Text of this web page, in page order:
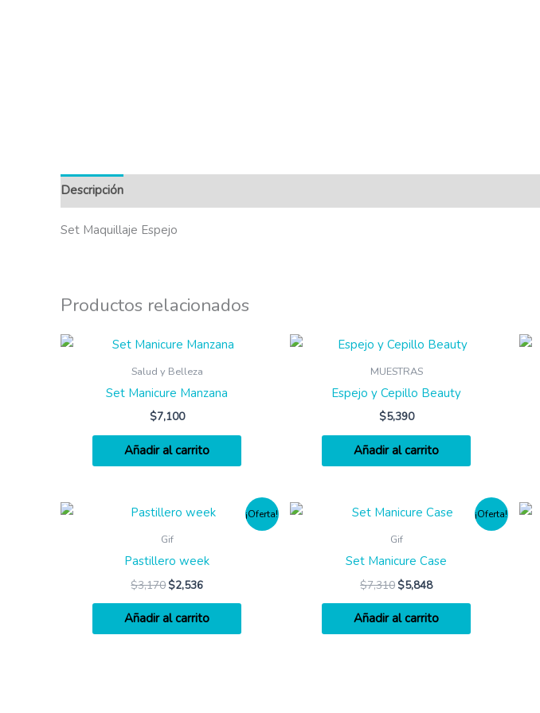
Descripción
Set Maquillaje Espejo
Productos relacionados
Salud y Belleza
Set Manicure Manzana
$7,100
Añadir al carrito
MUESTRAS
Espejo y Cepillo Beauty
$5,390
Añadir al carrito
¡Oferta!
Gif
Pastillero week
$3,170$2,536
Añadir al carrito
¡Oferta!
Gif
Set Manicure Case
$7,310 $5,848
Añadir al carrito